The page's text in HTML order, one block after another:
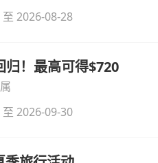
无需额外复杂操作。
2026-08-28
！最高可得$720
2026-09-30